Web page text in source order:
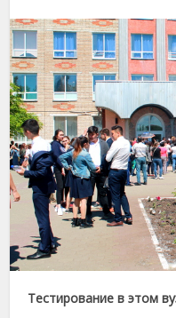
Тестирование в этом